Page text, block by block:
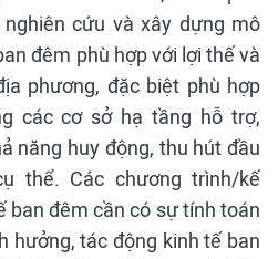
cứu và xây dựng mô
đêm phù hợp với lợi thế và
phương, đặc biệt phù hợp
các cơ sở hạ tầng hỗ trợ,
năng huy động, thu hút đầu
thể. Các chương trình/kế
ban đêm cần có sự tính toán
hưởng, tác động kinh tế ban